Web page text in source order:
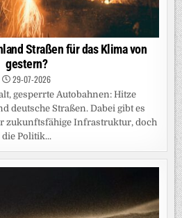
Straßen für das Klima von
gestern?
29-07-2026
gesperrte Autobahnen: Hitze
deutsche Straßen. Dabei gibt es
zukunftsfähige Infrastruktur, doch
die Politik...